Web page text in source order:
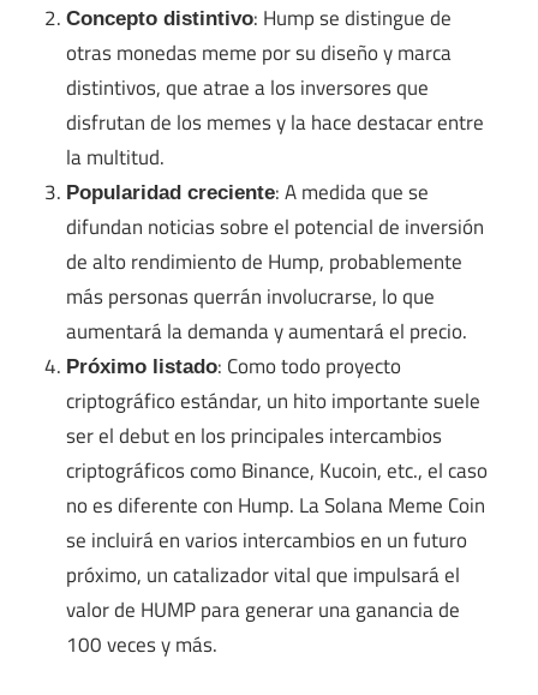
Concepto distintivo: Hump se distingue de
otras monedas meme por su diseño y marca
distintivos, que atrae a los inversores que
disfrutan de los memes y la hace destacar entre
la multitud.
Popularidad creciente: A medida que se
difundan noticias sobre el potencial de inversión
de alto rendimiento de Hump, probablemente
más personas querrán involucrarse, lo que
aumentará la demanda y aumentará el precio.
Próximo listado: Como todo proyecto
criptográfico estándar, un hito importante suele
ser el debut en los principales intercambios
criptográficos como Binance, Kucoin, etc., el caso
no es diferente con Hump. La Solana Meme Coin
se incluirá en varios intercambios en un futuro
próximo, un catalizador vital que impulsará el
valor de HUMP para generar una ganancia de
100 veces y más.